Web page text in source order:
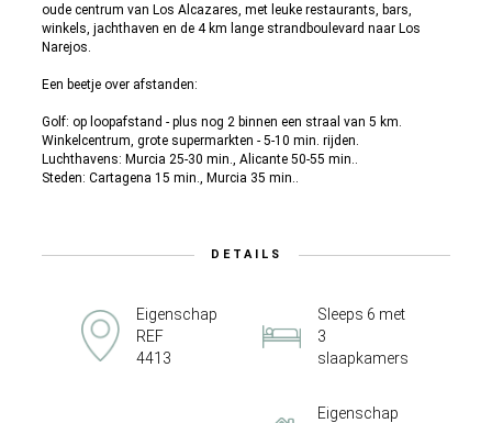
oude centrum van Los Alcazares, met leuke restaurants, bars,
winkels, jachthaven en de 4 km lange strandboulevard naar Los
Narejos.
Een beetje over afstanden:
Golf: op loopafstand - plus nog 2 binnen een straal van 5 km.
Winkelcentrum, grote supermarkten - 5-10 min. rijden.
Luchthavens: Murcia 25-30 min., Alicante 50-55 min..
Steden: Cartagena 15 min., Murcia 35 min..
DETAILS
Eigenschap
REF
4413
Sleeps 6 met
3
slaapkamers
Eigenschap